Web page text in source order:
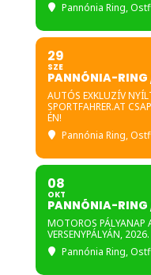
Pannónia Ring,
29
SZE
PANNÓNIA-RING
AUTÓS EXKLUZÍV
SPORTFAHRER.AT
ÉN!
Pannónia Ring,
08
OKT
PANNÓNIA-RING
MOTOROS PÁLYANAP
VERSENYPÁLYÁN,
Pannónia Ring,